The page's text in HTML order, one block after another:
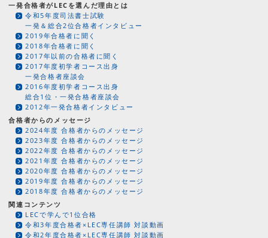
一発合格者がLECを選んだ理由とは
令和5年度司法書士試験
一発＆総合2位合格者インタビュー
2019年合格者に聞く
2018年合格者に聞く
2017年以前の合格者に聞く
2017年度初学者コース出身
一発合格者座談会
2016年度初学者コース出身
総合1位・一発合格者座談会
2012年一発合格者インタビュー
合格者からのメッセージ
2024年度 合格者からのメッセージ
2023年度 合格者からのメッセージ
2022年度 合格者からのメッセージ
2021年度 合格者からのメッセージ
2020年度 合格者からのメッセージ
2019年度 合格者からのメッセージ
2018年度 合格者からのメッセージ
関連コンテンツ
LECで学んで1位合格
令和3年度合格者×LEC専任講師 対談動画
令和2年度合格者×LEC専任講師 対談動画